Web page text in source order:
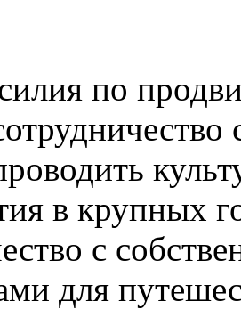
по
в крупных
с
для